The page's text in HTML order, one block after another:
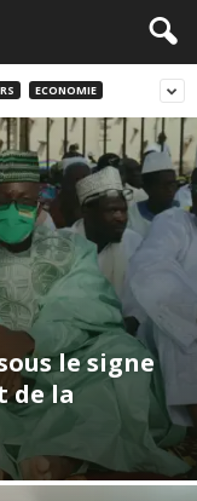
ECONOMIE
le signe
de la